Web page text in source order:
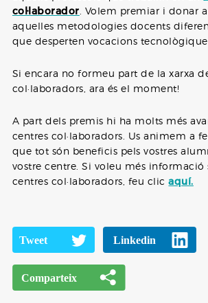
col·laborador . Volem premiar i donar
aquelles metodologies docents
que desperten vocacions
Si encara no formeu part de la xarxa
col·laboradors, ara és el moment!
A part dels premis hi ha molts més
centres col·laboradors. Us animem a
que tot són beneficis pels vostres
vostre centre. Si voleu més informació
centres col·laboradors, feu clicaquí.